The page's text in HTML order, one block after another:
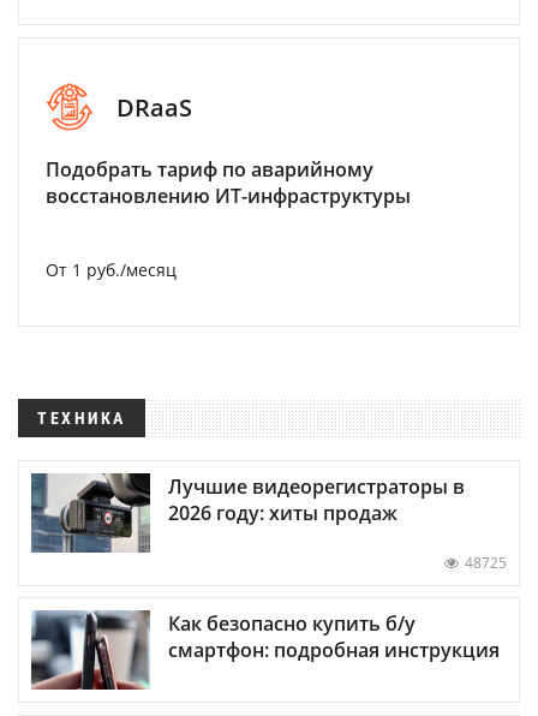
DRaaS
Подобрать тариф по аварийному
восстановлению ИТ-инфраструктуры
От 1 руб./месяц
ТЕХНИКА
Лучшие видеорегистраторы в
2026 году: хиты продаж
48725
Как безопасно купить б/у
смартфон: подробная инструкция